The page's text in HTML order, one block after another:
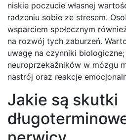
niskie poczucie własnej
radzeniu sobie ze stresem.
wsparciem społecznym
na rozwój tych zaburzeń.
uwagę na czynniki
neuroprzekaźników w mózgu
nastrój oraz reakcje
Jakie są skutki